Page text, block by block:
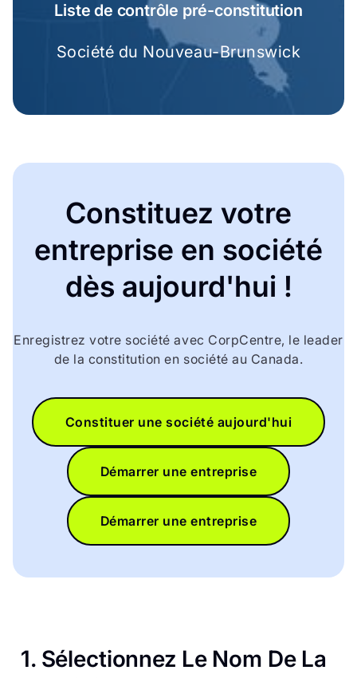
Liste de contrôle pré-constitution
Société du Nouveau-Brunswick
Constituez votre
entreprise en société
dès aujourd'hui !
Enregistrez votre société avec CorpCentre, le leader
de la constitution en société au Canada.
Constituer une société aujourd'hui
Démarrer une entreprise
Démarrer une entreprise
1. Sélectionnez Le Nom De La